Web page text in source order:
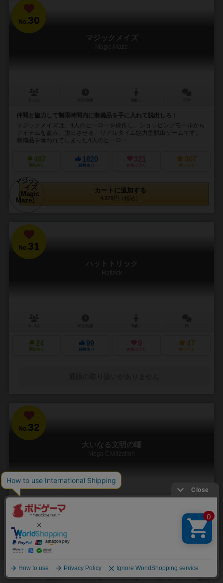
No.30
マジックメイズ
Magic Maze
仲間と協力して制限時間内に装備品を手に入れて脱出しろ！
マジックメイズは、4人のヒーローを操作し、ショッピングモールから
アイテムを盗み、脱出させる、リアルタイム協力型脱出ゲームです。
装備品を奪われてしまった4人のヒーロー...
487
興味あり
1820
経験あり
321
お気に入り
807
持ってる
カートに追加する
4,378円（税込）
No.31
ハットトリック
Hattrick
24
興味あり
99
経験あり
9
お気に入り
47
持ってる
No.32
大いなる文明の曙
Mega Civilization
5～18人
あのAH社の名作マルチゲーム【CIVILIZATION『文明の曙』】が最大
18人プレイ可能になって復活！！
【MEGA CIVILIZATION『大いなる文明の曙』】は、最後の氷河期の直
後から新たな時代の幕開けである鉄器時代の終りまでのおよそ8,000年
にわたる古代文明の進歩を舞台...
経験あり お気に入り 持ってる